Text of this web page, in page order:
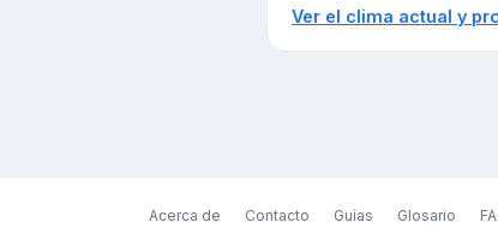
Ver el clima actual y
Acerca de Contacto Guías Glosario